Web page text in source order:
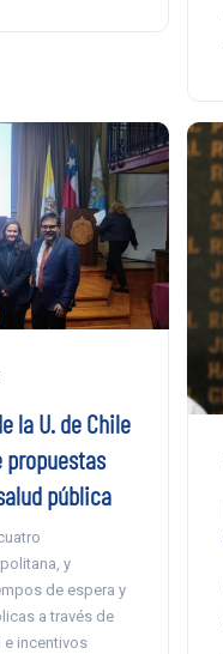
la U. de Chile
pública
y
de espera y
a través de
incentivos